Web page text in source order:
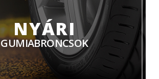
NYÁRI
GUMIABRONCSOK